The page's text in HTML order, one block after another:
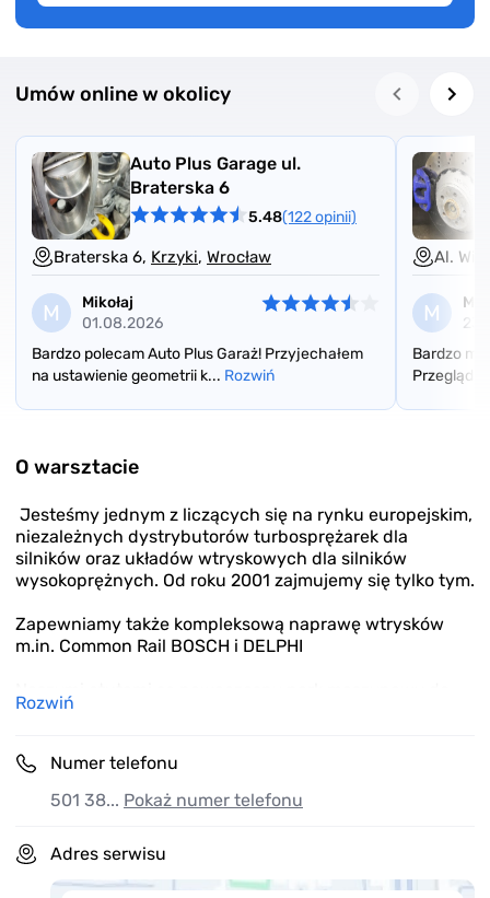
Umów online w okolicy
Auto Plus Garage ul.
Braterska 6
5.48(122 opinii)
Braterska 6, Krzyki, Wrocław
M
Mikołaj
01.08.2026
Bardzo polecam Auto Plus Garaż! Przyjechałem
na ustawienie geometrii k... Rozwiń
Al.
M
Bardzo
Przegląd
of
3
O warsztacie
Jesteśmy jednym z liczących się na rynku europejskim,
niezależnych dystrybutorów turbosprężarek dla
silników oraz układów wtryskowych dla silników
wysokoprężnych. Od roku 2001 zajmujemy się tylko tym.
Zapewniamy także kompleksową naprawę wtrysków
m.in. Common Rail BOSCH i DELPHI
regeneracji turbosprężarek
na którego pomoc zawsze można liczyć.Silnik
Wyróżniają nas restrykcyjne procedury i techniki
Oferujemy produkty o najwyższej jakości,
uznanych światowych marek.
Rozwiń
Numer telefonu
501 38... Pokaż numer telefonu
Adres serwisu